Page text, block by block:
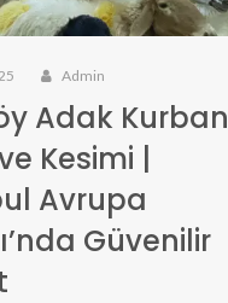
Admin
Adak Kurban
Kesimi |
Avrupa
Güvenilir